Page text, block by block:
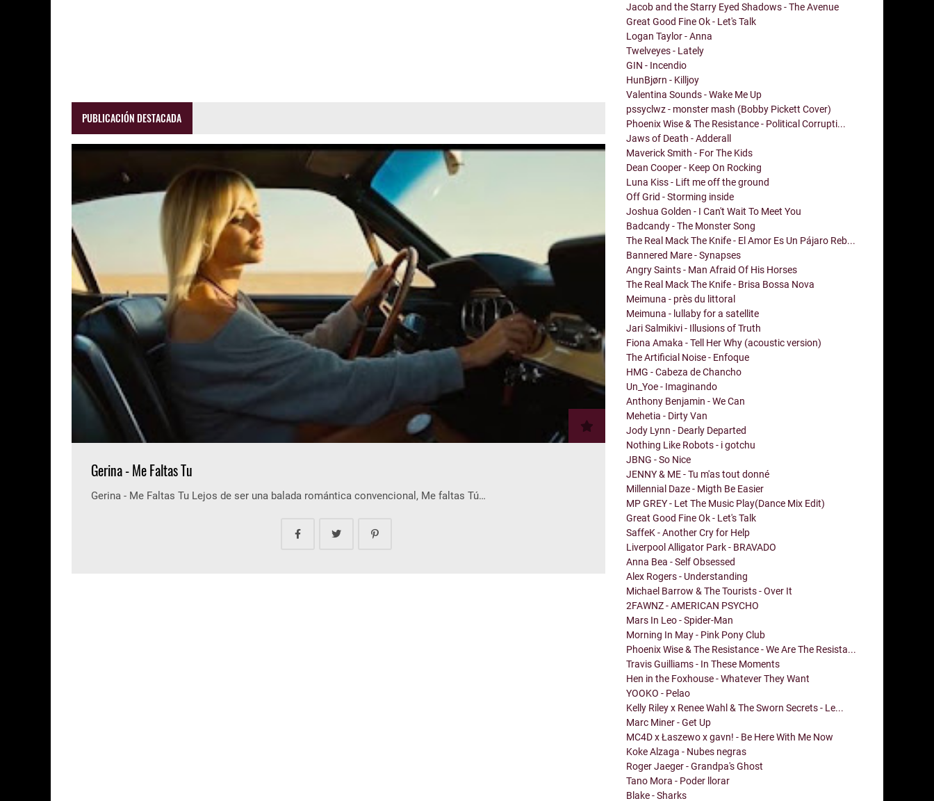
PUBLICACIÓN DESTACADA
Gerina - Me Faltas Tu
Gerina - Me Faltas Tu Lejos de ser una balada romántica convencional, Me faltas Tú…
Jacob and the Starry Eyed Shadows - The Avenue
Great Good Fine Ok - Let's Talk
Logan Taylor - Anna
Twelveyes - Lately
GIN - Incendio
HunBjørn - Killjoy
Valentina Sounds - Wake Me Up
pssyclwz - monster mash (Bobby Pickett Cover)
Phoenix Wise & The Resistance - Political Corrupti...
Jaws of Death - Adderall
Maverick Smith - For The Kids
Dean Cooper - Keep On Rocking
Luna Kiss - Lift me off the ground
Off Grid - Storming inside
Joshua Golden - I Can't Wait To Meet You
Badcandy - The Monster Song
The Real Mack The Knife - El Amor Es Un Pájaro Reb...
Bannered Mare - Synapses
Angry Saints - Man Afraid Of His Horses
The Real Mack The Knife - Brisa Bossa Nova
Meimuna - près du littoral
Meimuna - lullaby for a satellite
Jari Salmikivi - Illusions of Truth
Fiona Amaka - Tell Her Why (acoustic version)
The Artificial Noise - Enfoque
HMG - Cabeza de Chancho
Un_Yoe - Imaginando
Anthony Benjamin - We Can
Mehetia - Dirty Van
Jody Lynn - Dearly Departed
Nothing Like Robots - i gotchu
JBNG - So Nice
JENNY & ME - Tu m'as tout donné
Millennial Daze - Migth Be Easier
MP GREY - Let The Music Play(Dance Mix Edit)
Great Good Fine Ok - Let's Talk
SaffeK - Another Cry for Help
Liverpool Alligator Park - BRAVADO
Anna Bea - Self Obsessed
Alex Rogers - Understanding
Michael Barrow & The Tourists - Over It
2FAWNZ - AMERICAN PSYCHO
Mars In Leo - Spider-Man
Morning In May - Pink Pony Club
Phoenix Wise & The Resistance - We Are The Resista...
Travis Guilliams - In These Moments
Hen in the Foxhouse - Whatever They Want
YOOKO - Pelao
Kelly Riley x Renee Wahl & The Sworn Secrets - Le...
Marc Miner - Get Up
MC4D x Łaszewo x gavn! - Be Here With Me Now
Koke Alzaga - Nubes negras
Roger Jaeger - Grandpa's Ghost
Tano Mora - Poder llorar
Blake - Sharks